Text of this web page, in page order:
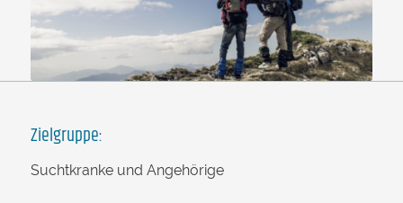
Zielgruppe:
Suchtkranke und Angehörige